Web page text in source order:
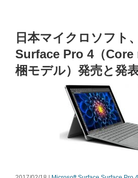
日本マイクロソフト
Surface Pro 4（Core
梱モデル）発売と発